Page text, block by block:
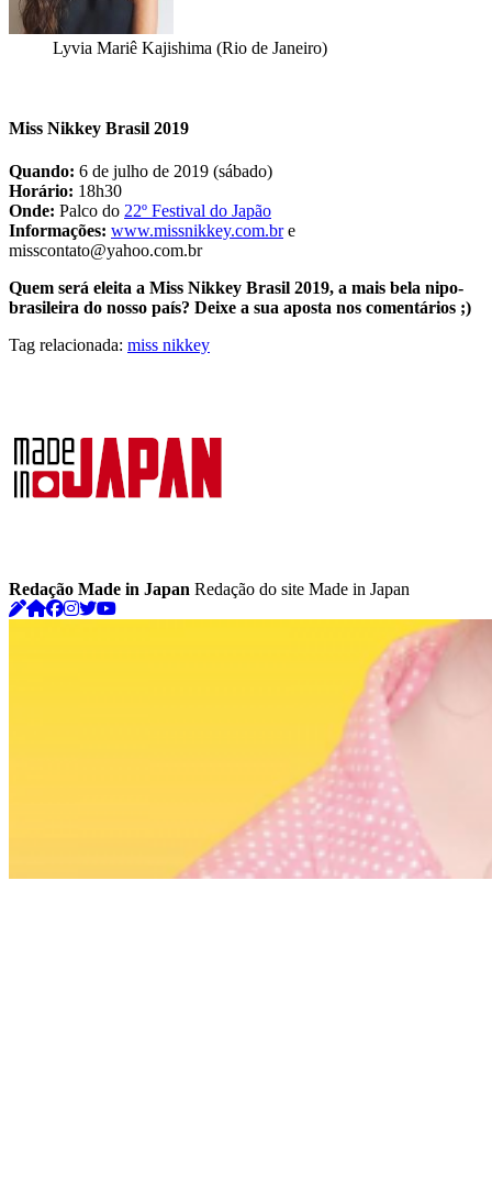
Lyvia Mariê Kajishima (Rio de Janeiro)
Miss Nikkey Brasil 2019
Quando: 6 de julho de 2019 (sábado)
Horário: 18h30
Onde: Palco do 22º Festival do Japão
Informações: www.missnikkey.com.bre
misscontato@yahoo.com.br
Quem será eleita a Miss Nikkey Brasil 2019, a mais bela nipo-
brasileira do nosso país? Deixe a sua aposta nos comentários ;)
Tag relacionada: miss nikkey
Redação Made in Japan Redação do site Made in Japan